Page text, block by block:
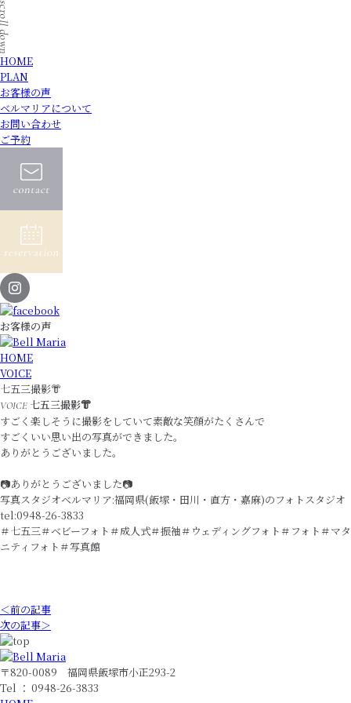
HOME
PLAN
お客様の声
ベルマリアについて
お問い合わせ
ご予約
お客様の声
HOME
VOICE
七五三撮影👘
VOICE 七五三撮影👘
すごく楽しそうに撮影をしていて素敵な笑顔がたくさんで
すごくいい思い出の写真ができました。
ありがとうございました。
📷ありがとうございました📷
写真スタジオベルマリア:福岡県(飯塚・田川・直方・嘉麻)のフォトスタジオ
tel:0948-26-3833
＃七五三＃ベビーフォト＃成人式＃振袖＃ウェディングフォト＃フォト＃マタ
ニティフォト＃写真館
＜前の記事
次の記事＞
〒820-0089 福岡県飯塚市小正293-2
Tel ： 0948-26-3833